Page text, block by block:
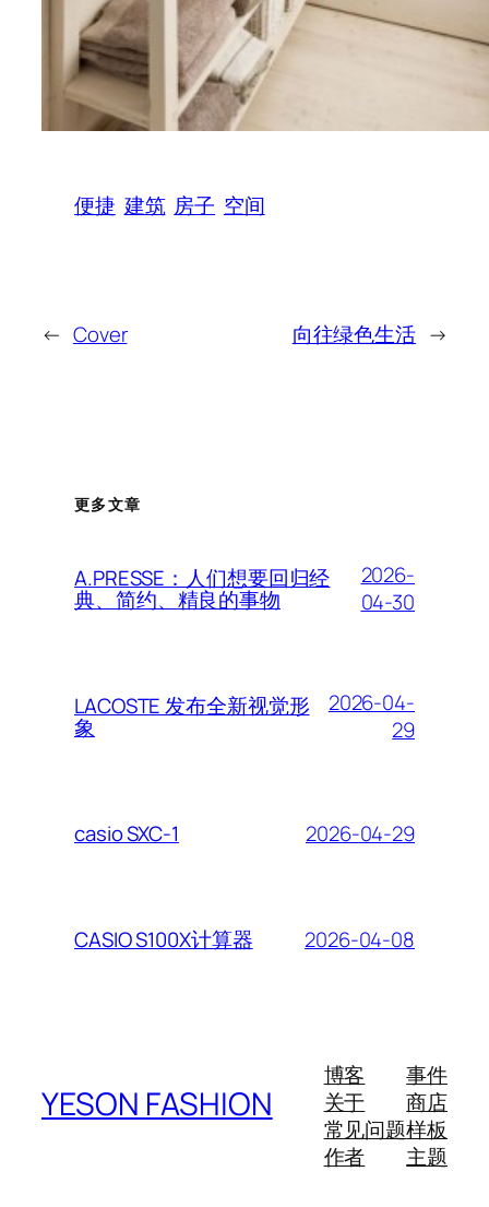
便捷 建筑 房子 空间
← Cover 向往绿色生活 →
更多文章
A.PRESSE：人们想要回归经
典、简约、精良的事物
2026-
04-30
LACOSTE 发布全新视觉形
象
2026-04-
29
casio SXC-1 2026-04-29
CASIO S100X计算器 2026-04-08
YESON FASHION
博客
关于
常见问题
作者
事件
商店
样板
主题